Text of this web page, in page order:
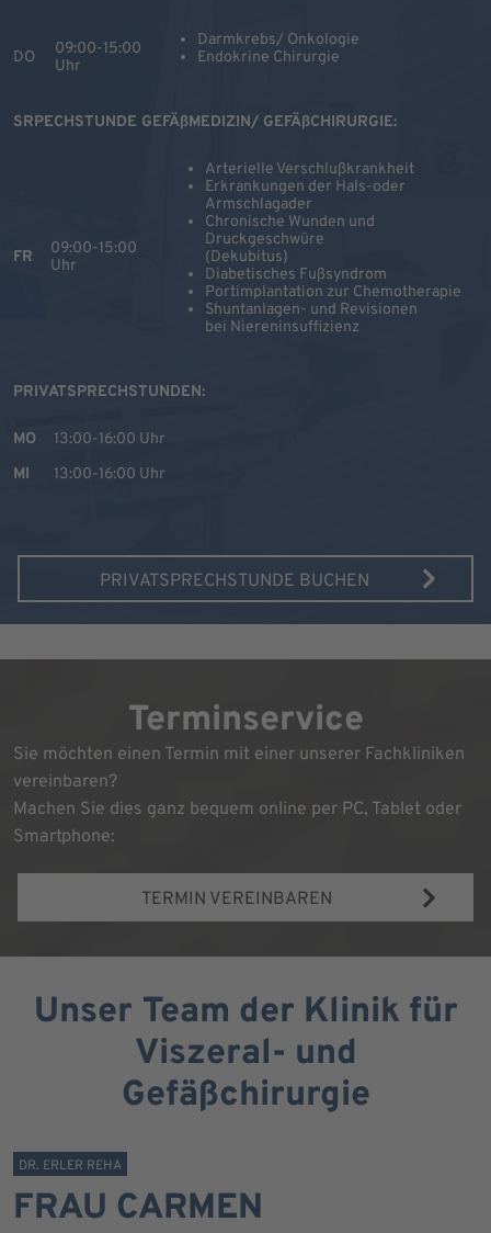
DO
09:00-15:00
Uhr
Darmkrebs/ Onkologie
Endokrine Chirurgie
SRPECHSTUNDE GEFÄßMEDIZIN/ GEFÄßCHIRURGIE:
FR
09:00-15:00
Uhr
Arterielle Verschlußkrankheit
Erkrankungen der Hals-oder
Armschlagader
Chronische Wunden und
Druckgeschwüre
(Dekubitus)
Diabetisches Fußsyndrom
Portimplantation zur Chemotherapie
Shuntanlagen- und Revisionen
bei Niereninsuffizienz
PRIVATSPRECHSTUNDEN:
MO
13:00-16:00 Uhr
MI
13:00-16:00 Uhr
PRIVATSPRECHSTUNDE BUCHEN
Terminservice
Sie möchten einen Termin mit einer unserer Fachkliniken
vereinbaren?
Machen Sie dies ganz bequem online per PC, Tablet oder
Smartphone:
TERMIN VEREINBAREN
Unser Team der Klinik für
Viszeral- und
Gefäßchirurgie
DR. ERLER REHA
FRAU CARMEN